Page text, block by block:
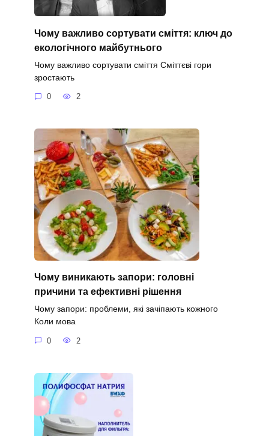
Чому важливо сортувати сміття: ключ до
екологічного майбутнього
Чому важливо сортувати сміття Сміттєві гори
зростають
0 2
Чому виникають запори: головні
причини та ефективні рішення
Чому запори: проблеми, які зачіпають кожного
Коли мова
0 2